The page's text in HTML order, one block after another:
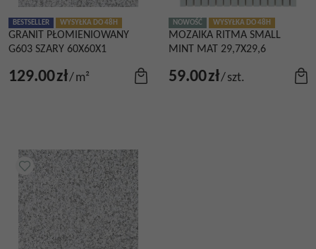
BESTSELLER WYSYŁKA DO 48H
GRANIT PŁOMIENIOWANY
G603 SZARY 60X60X1
129.00zł/m²
NOWOŚĆ WYSYŁKA DO 48H
MOZAIKA RITMA SMALL
MINT MAT 29,7X29,6
59.00zł/szt.